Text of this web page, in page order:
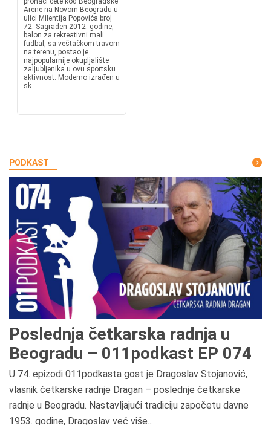
Arene na Novom Beogradu u
ulici Milentija Popovića broj
72. Sagrađen 2012. godine,
balon za rekreativni mali
fudbal, sa veštačkom travom
na terenu, postao je
najpopularnije okupljalište
zaljubljenika u ovu sportsku
aktivnost. Moderno izrađen u
sk...
PODKAST
Poslednja četkarska radnja u
Beogradu – 011podkast EP 074
U 74. epizodi 011podkasta gost je Dragoslav Stojanović,
vlasnik četkarske radnje Dragan – poslednje četkarske
radnje u Beogradu. Nastavljajući tradiciju započetu davne
1953. godine, Dragoslav već više...